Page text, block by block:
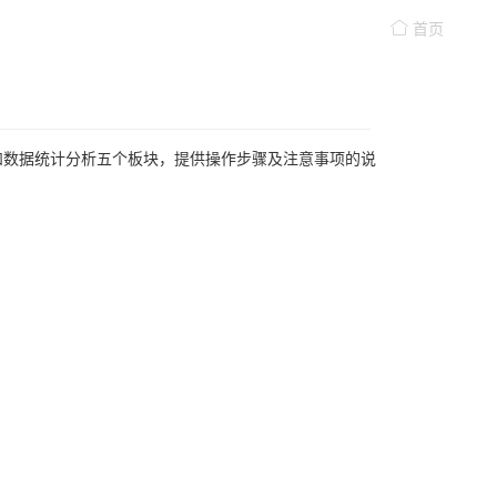
首页
据统计分析五个板块，提供操作步骤及注意事项的说